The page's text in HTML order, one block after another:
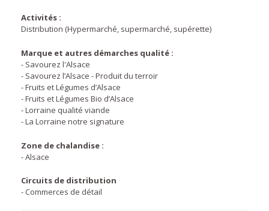
Activités :
Distribution (Hypermarché, supermarché, supérette)
Marque et autres démarches qualité :
- Savourez l'Alsace
- Savourez l’Alsace - Produit du terroir
- Fruits et Légumes d’Alsace
- Fruits et Légumes Bio d’Alsace
- Lorraine qualité viande
- La Lorraine notre signature
Zone de chalandise :
- Alsace
Circuits de distribution
- Commerces de détail